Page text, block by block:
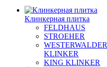
Клинкерная плитка
FELDHAUS
STROEHER
WESTERWALDER
KLINKER
KING KLINKER